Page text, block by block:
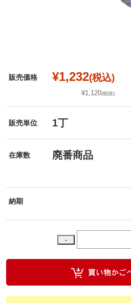
販売価格 ¥1,232(税込)
¥1,120(税抜)
販売単位 1丁
在庫数 廃番商品
納期